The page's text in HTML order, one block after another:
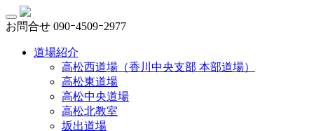
お問合せ 090ｰ4509ｰ2977
道場紹介
高松西道場（香川中央支部 本部道場）
高松東道場
高松中央道場
高松北教室
坂出道場